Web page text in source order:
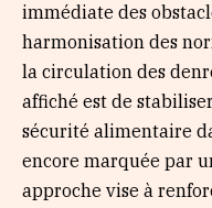
immédiate des
harmonisation des
la circulation des
affiché est de
sécurité alimentaire
encore marquée par
approche vise à